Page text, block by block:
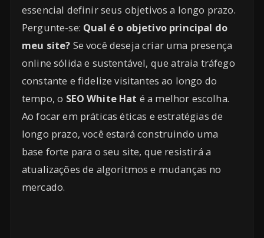
essencial definir seus objetivos a longo prazo.
Pergunte-se: Qual é o objetivo principal do
meu site? Se você deseja criar uma presença
online sólida e sustentável, que atraia tráfego
constante e fidelize visitantes ao longo do
tempo, o SEO White Hat é a melhor escolha.
Ao focar em práticas éticas e estratégias de
longo prazo, você estará construindo uma
base forte para o seu site, que resistirá a
atualizações de algoritmos e mudanças no
mercado.